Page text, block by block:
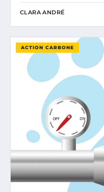
CLARA ANDRÉ
ACTION CARBONE